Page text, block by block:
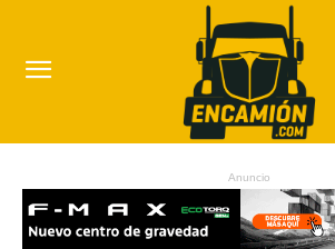
Anuncio